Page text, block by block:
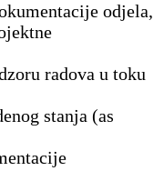
odjela,
radova u toku
stanja (as